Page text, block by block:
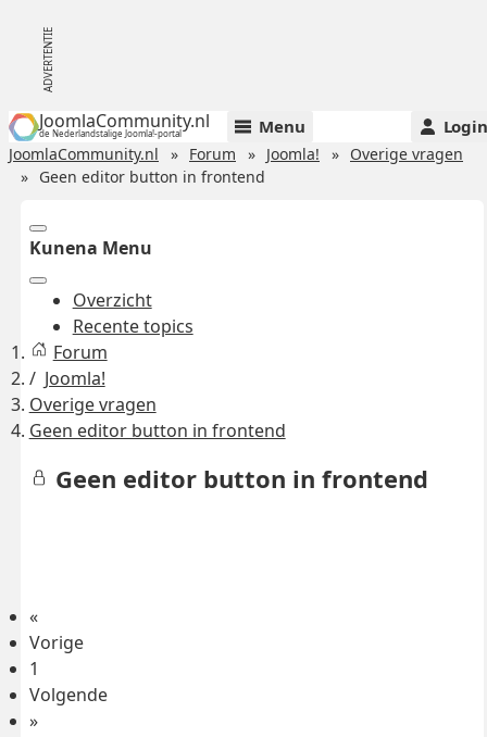
JoomlaCommunity.nl
de Nederlandstalige Joomla!-portal Menu Login
JoomlaCommunity.nl Forum Joomla!
Overige vragen
Geen editor button in frontend
Kunena Menu
Overzicht
Recente topics
Forum
Joomla!
Overige vragen
Geen editor button in frontend
Geen editor button in frontend
«
Vorige
1
Volgende
»